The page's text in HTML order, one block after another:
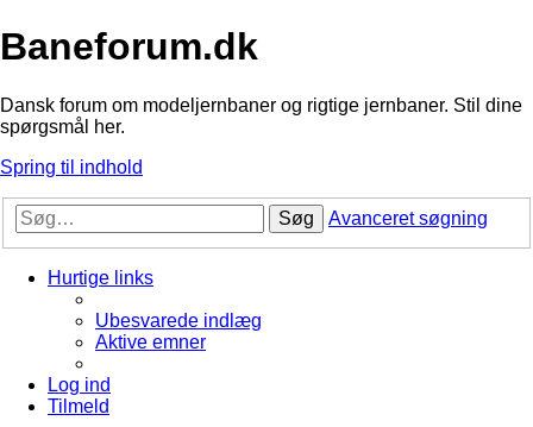
Baneforum.dk
Dansk forum om modeljernbaner og rigtige jernbaner. Stil dine
spørgsmål her.
Spring til indhold
Søg Avanceret søgning
Hurtige links
Ubesvarede indlæg
Aktive emner
Log ind
Tilmeld